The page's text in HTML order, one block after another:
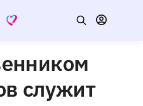
служит